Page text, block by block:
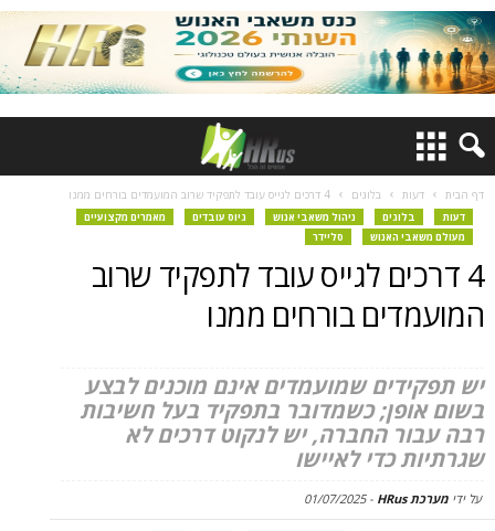
דף הבית דעות בלוגים 4 דרכים לגייס עובד לתפקיד שרוב המועמדים בורחים ממנו
דעות בלוגים ניהול משאבי אנוש גיוס עובדים
מאמרים מקצועיים
מעולם משאבי האנוש
סליידר
4 דרכים לגייס עובד לתפקיד שרוב
המועמדים בורחים ממנו
יש תפקידים שמועמדים אינם מוכנים לבצע
בשום אופן; כשמדובר בתפקיד בעל חשיבות
רבה עבור החברה, יש לנקוט דרכים לא
שגרתיות כדי לאיישו
על ידי מערכת HRus -
01/07/2025